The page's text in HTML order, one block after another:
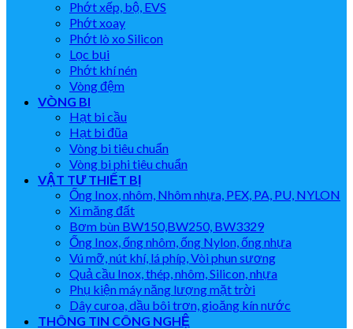
Phớt xếp, bộ, EVS
Phớt xoay
Phớt lò xo Silicon
Lọc bụi
Phớt khí nén
Vòng đệm
VÒNG BI
Hạt bi cầu
Hạt bi đũa
Vòng bi tiêu chuẩn
Vòng bi phi tiêu chuẩn
VẬT TƯ THIẾT BỊ
Ống Inox, nhôm, Nhôm nhựa, PEX, PA, PU, NYLON
Xi măng đất
Bơm bùn BW150,BW250, BW3329
Ống Inox, ống nhôm, ống Nylon, ống nhựa
Vú mỡ, nút khí, lá phíp, Vòi phun sương
Quả cầu Inox, thép, nhôm, Silicon, nhựa
Phụ kiện máy năng lượng mặt trời
Dây curoa, dầu bôi trơn, gioăng kín nước
THÔNG TIN CÔNG NGHỆ